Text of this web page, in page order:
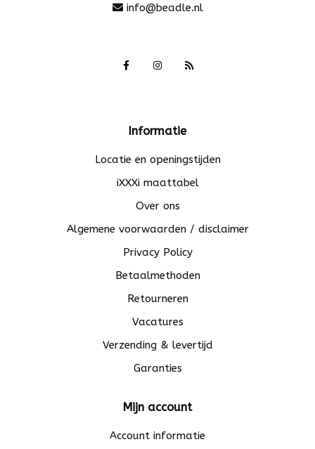
info@beadle.nl
Informatie
Locatie en openingstijden
iXXXi maattabel
Over ons
Algemene voorwaarden / disclaimer
Privacy Policy
Betaalmethoden
Retourneren
Vacatures
Verzending & levertijd
Garanties
Mijn account
Account informatie